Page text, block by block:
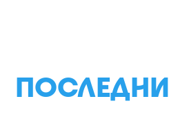
ПОСЛЕДНИ